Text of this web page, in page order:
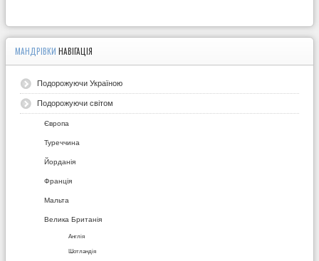
МАНДРІВКИ НАВІГАЦІЯ
Подорожуючи Україною
Подорожуючи світом
Європа
Туреччина
Йорданія
Франція
Мальта
Велика Британія
Англія
Шотландія